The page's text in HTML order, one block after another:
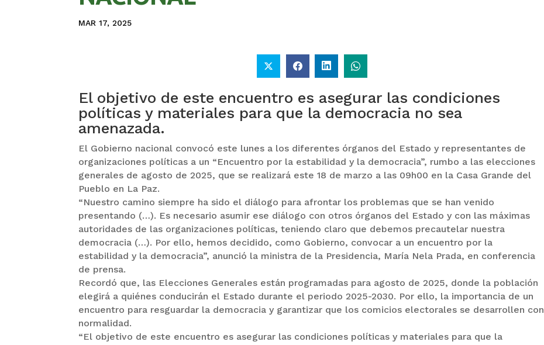
MAR 17, 2025
El objetivo de este encuentro es asegurar las condiciones
políticas y materiales para que la democracia no sea
amenazada.
El Gobierno nacional convocó este lunes a los diferentes órganos del Estado y representantes de
organizaciones políticas a un “Encuentro por la estabilidad y la democracia”, rumbo a las elecciones
generales de agosto de 2025, que se realizará este 18 de marzo a las 09h00 en la Casa Grande del
Pueblo en La Paz.
“Nuestro camino siempre ha sido el diálogo para afrontar los problemas que se han venido
presentando (…). Es necesario asumir ese diálogo con otros órganos del Estado y con las máximas
autoridades de las organizaciones políticas, teniendo claro que debemos precautelar nuestra
democracia (…). Por ello, hemos decidido, como Gobierno, convocar a un encuentro por la
estabilidad y la democracia”, anunció la ministra de la Presidencia, María Nela Prada, en conferencia
de prensa.
Recordó que, las Elecciones Generales están programadas para agosto de 2025, donde la población
elegirá a quiénes conducirán el Estado durante el periodo 2025-2030. Por ello, la importancia de un
encuentro para resguardar la democracia y garantizar que los comicios electorales se desarrollen con
normalidad.
“El objetivo de este encuentro es asegurar las condiciones políticas y materiales para que la
COMANDANTE RESTA
PRIORIDAD A LA
CAPTURA DE EVO